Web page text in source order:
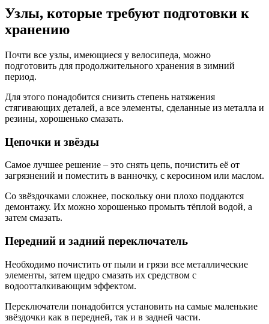
Узлы, которые требуют подготовки к
хранению
Почти все узлы, имеющиеся у велосипеда, можно
подготовить для продолжительного хранения в зимний
период.
Для этого понадобится снизить степень натяжения
стягивающих деталей, а все элементы, сделанные из металла и
резины, хорошенько смазать.
Цепочки и звёзды
Самое лучшее решение – это снять цепь, почистить её от
загрязнений и поместить в ванночку, с керосином или маслом.
Со звёздочками сложнее, поскольку они плохо поддаются
демонтажу. Их можно хорошенько промыть тёплой водой, а
затем смазать.
Передний и задний переключатель
Необходимо почистить от пыли и грязи все металлические
элементы, затем щедро смазать их средством с
водоотталкивающим эффектом.
Переключатели понадобится установить на самые маленькие
звёздочки как в передней, так и в задней части.